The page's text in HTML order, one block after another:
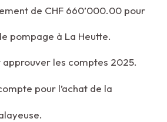
de CHF 660’000.00 pour
pompage à La Heutte.
approuver les comptes 2025.
pour l’achat de la